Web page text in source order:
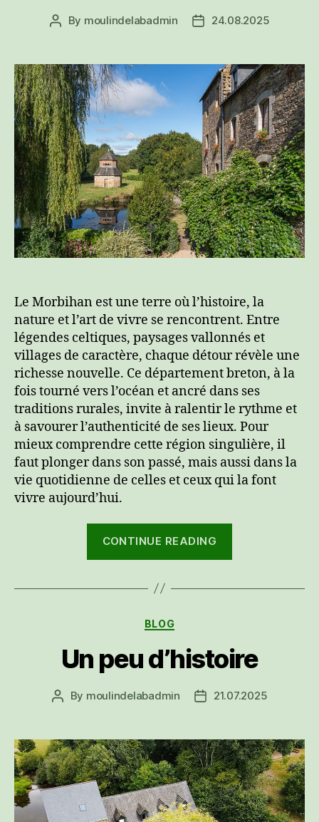
Post
By moulindelabadmin
Post24.08.2025
Le Morbihan est une terre où l’histoire, la
nature et l’art de vivre se rencontrent. Entre
légendes celtiques, paysages vallonnés et
villages de caractère, chaque détour révèle une
richesse nouvelle. Ce département breton, à la
fois tourné vers l’océan et ancré dans ses
traditions rurales, invite à ralentir le rythme et
à savourer l’authenticité de ses lieux. Pour
mieux comprendre cette région singulière, il
faut plonger dans son passé, mais aussi dans la
vie quotidienne de celles et ceux qui la font
vivre aujourd’hui.
CONTINUE READING
autrement”
Categories
BLOG
Un peu d’histoire
Post
By moulindelabadmin
Post21.07.2025